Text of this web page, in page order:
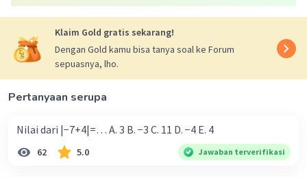
Klaim Gold gratis sekarang!
Dengan Gold kamu bisa tanya soal ke Forum
sepuasnya, lho.
Pertanyaan serupa
Nilai dari |−7+4|=… A. 3 B. −3 C. 11 D. −4 E. 4
62 5.0 Jawaban terverifikasi